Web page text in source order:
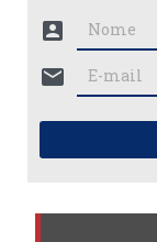
account_box
mail